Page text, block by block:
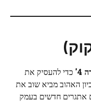
4'
כדי להעסיק את
האהוב מביא שוב את
אתגרים חדשים בעמק